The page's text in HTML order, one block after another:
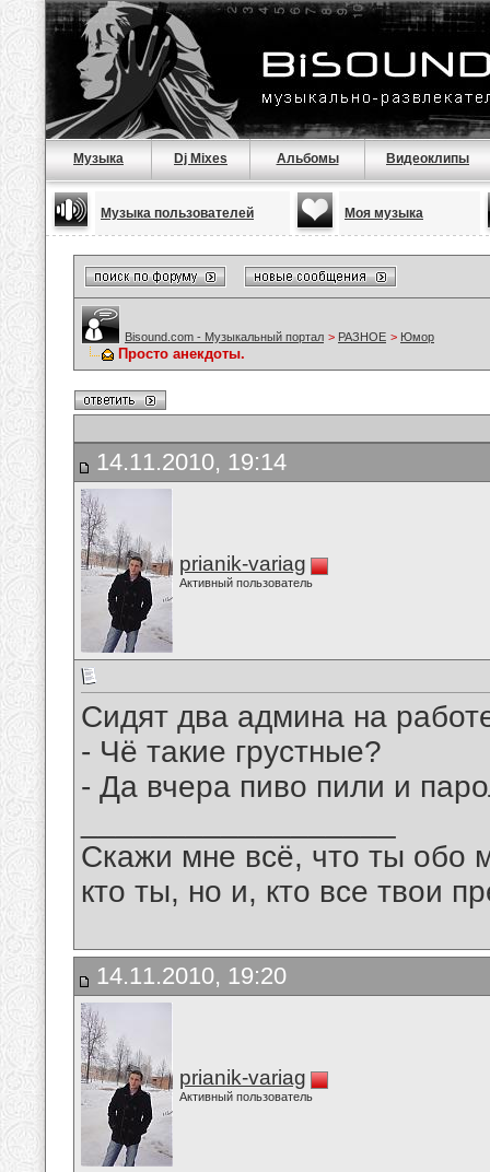
Музыка Dj Mixes Альбомы Видеоклипы
Музыка пользователей Моя музыка
Bisound.com - Музыкальный портал > РАЗНОЕ > Юмор
Просто анекдоты.
14.11.2010, 19:14
prianik-variag
Активный пользователь
Сидят два админа на
- Чё такие грустные?
- Да вчера пиво пили и
Скажи мне всё, что ты обо
кто ты, но и, кто все твои
14.11.2010, 19:20
prianik-variag
Активный пользователь